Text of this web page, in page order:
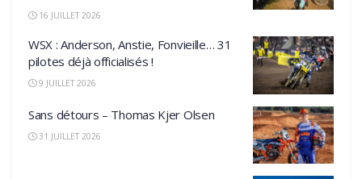
16 JUILLET 2026
WSX : Anderson, Anstie, Fonvieille… 31
pilotes déjà officialisés !
9 JUILLET 2026
Sans détours – Thomas Kjer Olsen
31 JUILLET 2026